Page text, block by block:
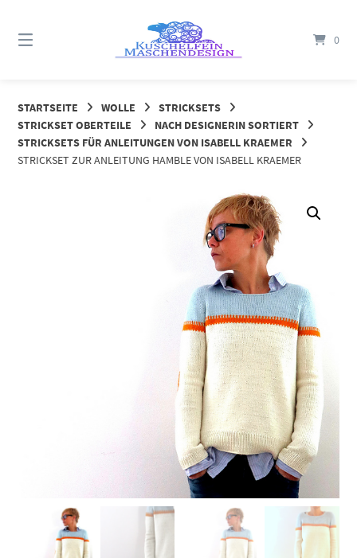
Inhalt
0
STARTSEITE WOLLE
STRICKSETS
STRICKSET OBERTEILE
NACH DESIGNERIN SORTIERT
STRICKSETS FÜR ANLEITUNGEN VON ISABELL KRAEMER
STRICKSET ZUR ANLEITUNG HAMBLE VON ISABELL KRAEMER